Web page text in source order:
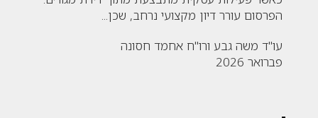
הפרסום עורר דיון מקצועי נרחב, שכן...
עו"ד משה גבע ורו"ח אחמד חסונה
פברואר 2026